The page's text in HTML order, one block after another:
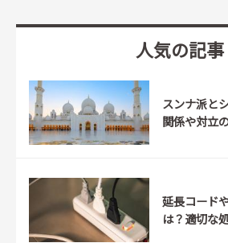
人気の記事
スンナ派と
関係や対立
延長コード
は？適切な